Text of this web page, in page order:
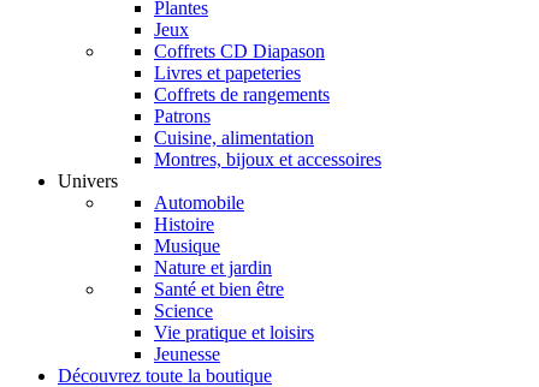
Plantes
Jeux
Coffrets CD Diapason
Livres et papeteries
Coffrets de rangements
Patrons
Cuisine, alimentation
Montres, bijoux et accessoires
Univers
Automobile
Histoire
Musique
Nature et jardin
Santé et bien être
Science
Vie pratique et loisirs
Jeunesse
Découvrez toute la boutique